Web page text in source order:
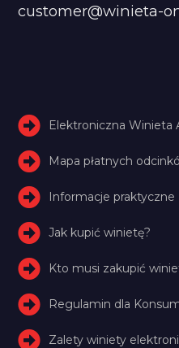
customer@winieta-
Elektroniczna Winieta
Mapa płatnych
Informacje praktyczne
Jak kupić winietę?
Kto musi zakupić
Regulamin dla
Zalety winiety